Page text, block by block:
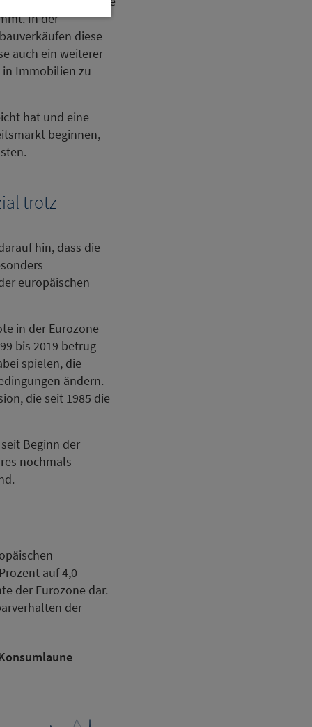
In der
diese
auch ein weiterer
in Immobilien zu
hat und eine
beginnen,
trotz
hin, dass die
europäischen
in der Eurozone
bis 2019 betrug
spielen, die
ändern.
die seit 1985 die
Beginn der
nochmals
auf 4,0
der Eurozone dar.
der